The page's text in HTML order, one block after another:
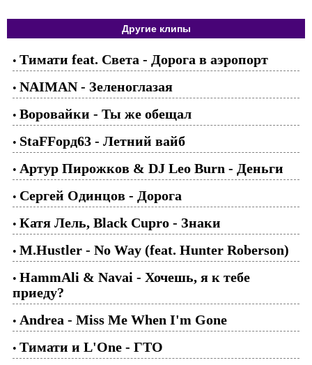
Другие клипы
• Тимати feat. Света - Дорога в аэропорт
• NAIMAN - Зеленоглазая
• Воровайки - Ты же обещал
• StaFFорд63 - Летний вайб
• Артур Пирожков & DJ Leo Burn - Деньги
• Сергей Одинцов - Дорога
• Катя Лель, Black Cupro - Знаки
• M.Hustler - No Way (feat. Hunter Roberson)
• HammAli & Navai - Хочешь, я к тебе
приеду?
• Andrea - Miss Me When I'm Gone
• Тимати и L'One - ГТО